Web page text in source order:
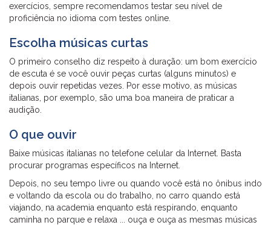
exercícios, sempre recomendamos testar seu nível de
proficiência no idioma com testes online.
Escolha músicas curtas
O primeiro conselho diz respeito à duração: um bom exercício
de escuta é se você ouvir peças curtas (alguns minutos) e
depois ouvir repetidas vezes. Por esse motivo, as músicas
italianas, por exemplo, são uma boa maneira de praticar a
audição.
O que ouvir
Baixe músicas italianas no telefone celular da Internet. Basta
procurar programas específicos na Internet.
Depois, no seu tempo livre ou quando você está no ônibus indo
e voltando da escola ou do trabalho, no carro quando está
viajando, na academia enquanto está respirando, enquanto
caminha no parque e relaxa ... ouça e ouça as mesmas músicas